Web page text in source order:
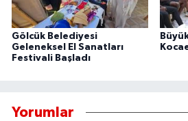
Gölcük Belediyesi
Geleneksel El Sanatları
Festivali Başladı
Yorumlar